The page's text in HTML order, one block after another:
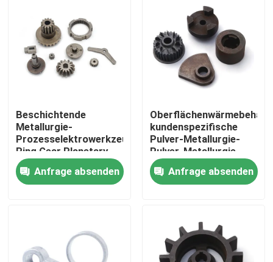
Zu Hause
Über uns
Beschichtende
Metallurgie-
Prozesselektrowerkzeug-
Ring Gear Planetary
Gear Glue-Gewehr-
ZusätzeAnfrage absenden
kundenspezifische
Pulver-Metallurgie-
Pulver-Metallurgie-
Solenoid-Spulen-Teile
Anfrage absenden